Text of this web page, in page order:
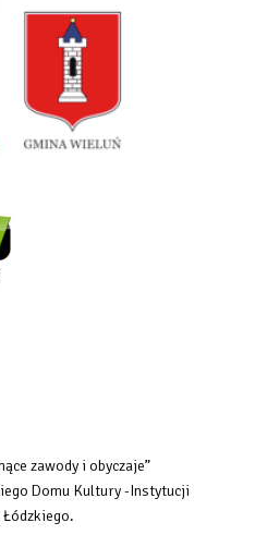
zawody i obyczaje”
Domu Kultury -Instytucji